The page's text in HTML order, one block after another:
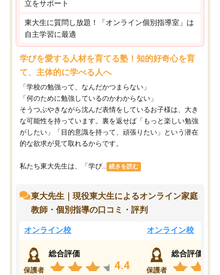
立をサポート
東大生に質問し放題！「オンライン個別指導室」は
自主学習に最適
学びを愛する人材を育てる塾！知的好奇心を育
て、主体的に学べる人へ
「学校の勉強って、なんだかつまらない」
「何のために勉強しているのかわからない」
そうつぶやきながら沈んだ表情をしているお子様は、大き
な可能性を持っています。裏を返せば「もっと楽しい勉強
がしたい」「目的意識を持って、頑張りたい」という潜在
的な欲求が見て取れるからです。
私たち東大先生は、「学び... 続きを読む
東大先生｜現役東大生によるオンライン家庭
教師・個別指導の口コミ・評判
オンライン校
保護者
総合評価
4.4
オンライン校
保護者
総合評価